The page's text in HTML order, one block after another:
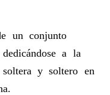
un conjunto
a la
soltera y soltero en